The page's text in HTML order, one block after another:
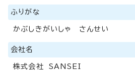
ふりがな
かぶしきがいしゃ さんせい
会社名
株式会社 SANSEI